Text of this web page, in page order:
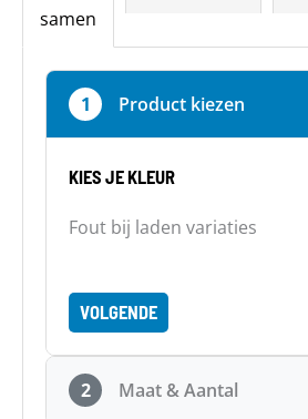
samen
1 Product kiezen
KIES JE KLEUR
Fout bij laden variaties
VOLGENDE
2 Maat & Aantal